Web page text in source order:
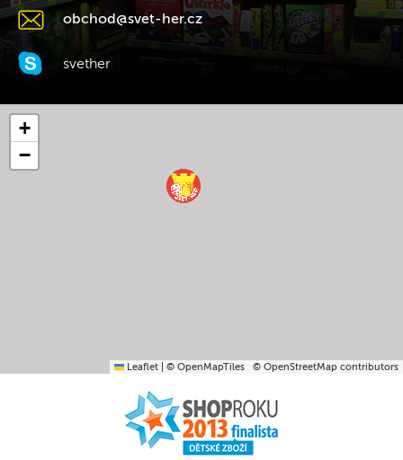
obchod@svet-her.cz
svether
+
−
Leaflet © OpenMapTiles © OpenStreetMap contributors